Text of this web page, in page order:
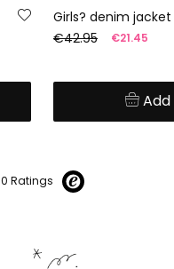
Girls? denim jacket
€42.95
€21.45
0 Ratings